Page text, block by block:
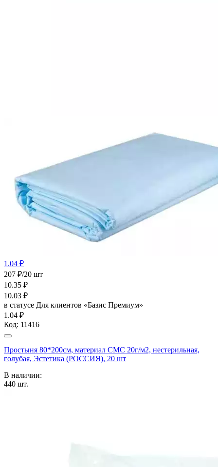
1.04 ₽
207 ₽/20 шт
10.35 ₽
10.03 ₽
в статусе Для клиентов «Базис Премиум»
1.04 ₽
Код: 11416
Простыня 80*200см, материал СМС 20г/м2, нестерильная,
голубая, Эстетика (РОССИЯ), 20 шт
В наличии:
440 шт.